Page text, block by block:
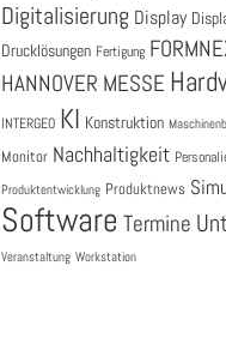
Digitalisierung Display
Drucklösungen Fertigung
HANNOVER MESSE
INTERGEO KI Konstruktion
Monitor Nachhaltigkeit
Produktentwicklung Produktnews
Software Termine
Veranstaltung Workstation